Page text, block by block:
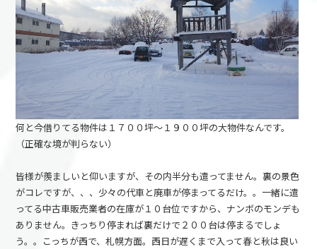
何と今借りてる物件は１７００坪～１９００坪の大物件なんです。
（正確な境が判らない）
皆様が羨ましいと仰いますが、その内半分も遣ってません。裏の景色
がコレですが、、、少々の代車と廃車が停まってるだけ。。一緒に遣
ってる中古車販売業者の在庫が１０台位ですから、ナンボのモンデも
ありません。きっちり停まれば裏だけで２００台は停まるでしょ
う。。こっちが西で、札幌方面。西日が遅くまで入って春と秋は良い